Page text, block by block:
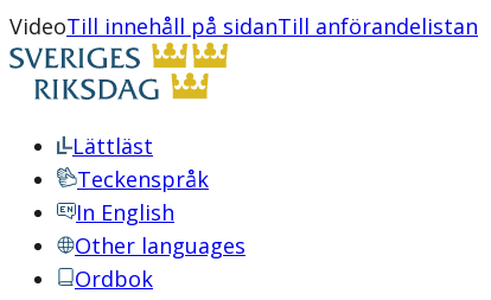
VideoTill innehåll på sidanTill anförandelistan
Lättläst
Teckenspråk
In English
Other languages
Ordbok